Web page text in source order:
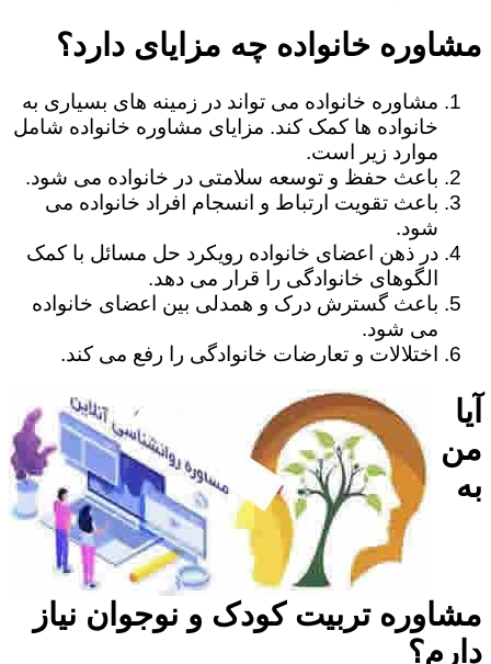
مشاوره خانواده چه مزایای دارد؟
مشاوره خانواده می تواند در زمینه های بسیاری به
خانواده ها کمک کند. مزایای مشاوره خانواده شامل
موارد زیر است.
باعث حفظ و توسعه سلامتی در خانواده می شود.
باعث تقویت ارتباط و انسجام افراد خانواده می
شود.
در ذهن اعضای خانواده رویکرد حل مسائل با کمک
الگوهای خانوادگی را قرار می دهد.
باعث گسترش درک و همدلی بین اعضای خانواده
می شود.
اختلالات و تعارضات خانوادگی را رفع می کند.
آیا
من
به
مشاوره تربیت کودک و نوجوان نیاز
دارم؟